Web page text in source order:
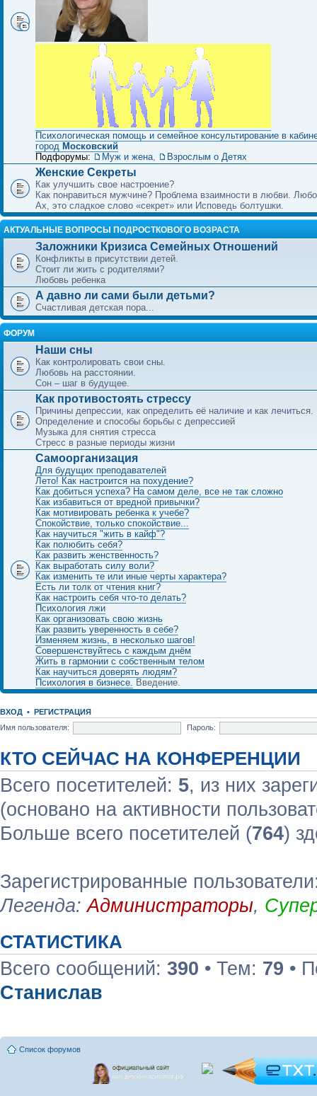
Психологическая помощь и семейное консультирование в
город Московский
Подфорумы:
Муж и жена, Взрослым о Детях
Женские Секреты
Как улучшить свое настроение?
Как понравиться мужчине? Проблема взаимности в любви.
Ах, это сладкое слово «секрет» или Исповедь болтушки.
АКТУАЛЬНЫЕ ВОПРОСЫ ПОДРОСТКОВОГО ВОЗРАСТА
Заложники Кризиса Семейных Отношений
Конфликты в присутствии детей.
Стоит ли жить с родителями?
Любовь ребенка
А давно ли сами были детьми?
Счастливая детская пора...
ФОРУМ
Наши сны
Как контролировать свои сны.
Любовь на расстоянии.
Сон – шаг в будущее.
Как противостоять стрессу
Причины депрессии, как определить её наличие и как лечиться.
Определение и способы борьбы с депрессией
Музыка для снятия стресса
Стресс в разные периоды жизни
Самоорганизация
Для будущих преподавателей
Лето! Как настроится на похудение?
Как добиться успеха? На самом деле, все не так сложно
Как избавиться от вредной привычки?
Как мотивировать ребенка к учебе?
Спокойствие, только спокойствие...
Как научиться "жить в кайф"?
Как полюбить себя?
Как развить женственность?
Как выработать силу воли?
Как изменить те или иные черты характера?
Есть ли толк от чтения книг?
Как настроить себя что-то делать?
Психология лжи
Как организовать свою жизнь
Как развить уверенность в себе?
Изменяем жизнь, в несколько шагов!
Совершенствуйтесь с каждым днём
Жить в гармонии с собственным телом
Как научиться доверять людям?
Психология в бизнесе. Введение.
ВХОД • РЕГИСТРАЦИЯ
Имя пользователя:
Пароль:
КТО СЕЙЧАС НА КОНФЕРЕНЦИИ
Всего посетителей: 5, из них
(основано на активности
Больше всего посетителей (764)
Зарегистрированные
Легенда:Администраторы,
СТАТИСТИКА
Всего сообщений: 390 • Тем: 79 •
Станислав
Список форумов